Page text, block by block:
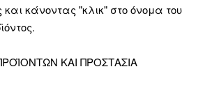
και κάνοντας "κλικ" στο όνομα του
ΚΑΙ ΠΡΟΣΤΑΣΙΑ